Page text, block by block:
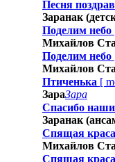
Песня
Заранак
Поделим небо
Михайлов
Поделим небо
Михайлов
Птиченька [
ЗараЗара
Спасибо
Заранак
Спящая
Михайлов
Спящая